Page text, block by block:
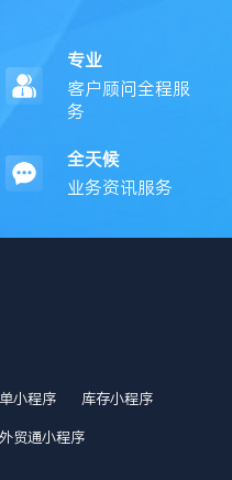
专业
客户顾问全程服
务
全天候
业务资讯服务
小程序 库存小程序
外贸通小程序